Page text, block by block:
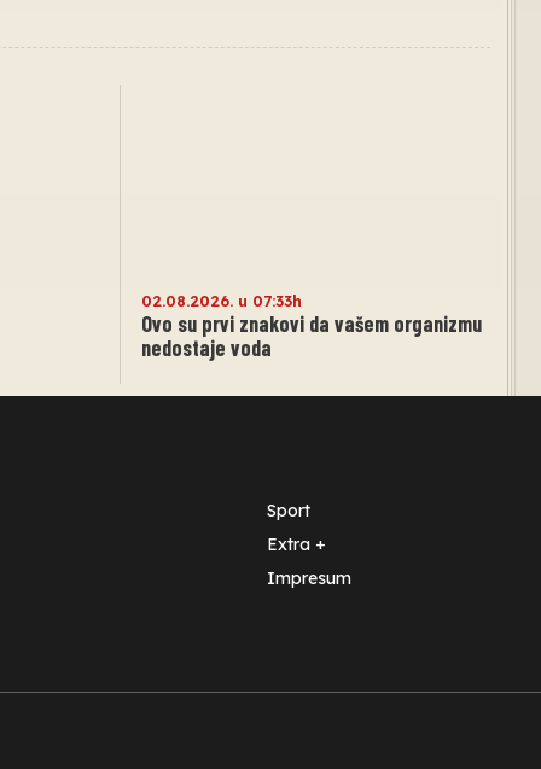
02.08.2026. u 07:33h
Ovo su prvi znakovi da vašem organizmu
nedostaje voda
Sport
Extra +
Impresum